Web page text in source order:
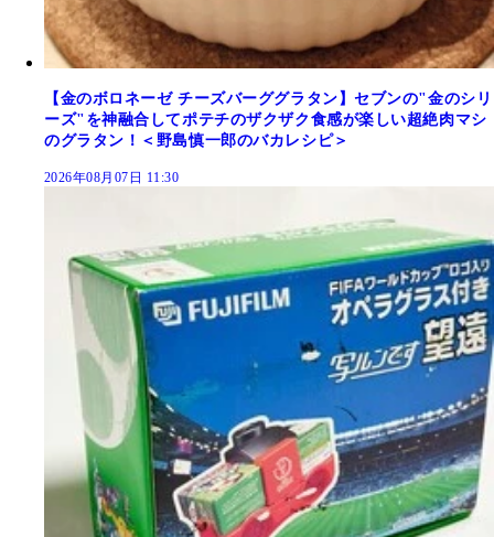
【金のボロネーゼ チーズバーググラタン】セブンの"金のシリ
ーズ"を神融合してポテチのザクザク食感が楽しい超絶肉マシ
のグラタン！＜野島慎一郎のバカレシピ＞
2026年08月07日 11:30